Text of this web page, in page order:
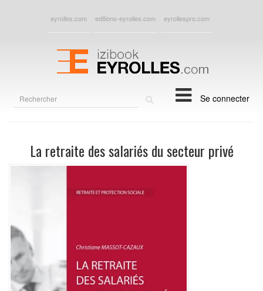
eyrolles.com editions-eyrolles.com eyrollespro.com
Se connecter
La retraite des salariés du secteur privé